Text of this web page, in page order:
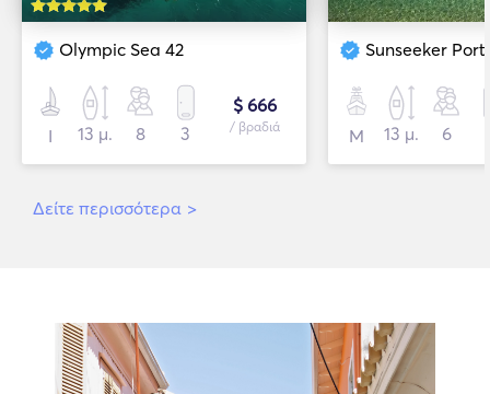
Olympic Sea 42
Ι 13 μ. 8 3
$ 666
/ βραδιά
Sunseeker
Μ 13 μ. 6
Δείτε περισσότερα >